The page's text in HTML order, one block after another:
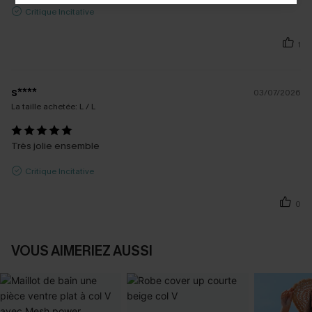
Critique Incitative
1
s****
03/07/2026
La taille achetée: L / L
Très jolie ensemble
Critique Incitative
0
VOUS AIMERIEZ AUSSI